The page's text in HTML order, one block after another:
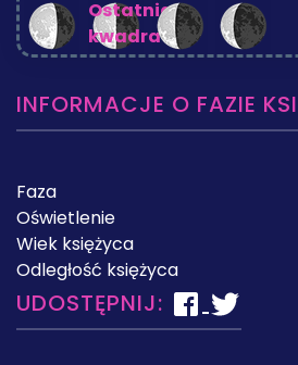
Ostatnia
kwadra
INFORMACJE O FAZIE
Faza
Oświetlenie
Wiek księżyca
Odległość księżyca
UDOSTĘPNIJ: